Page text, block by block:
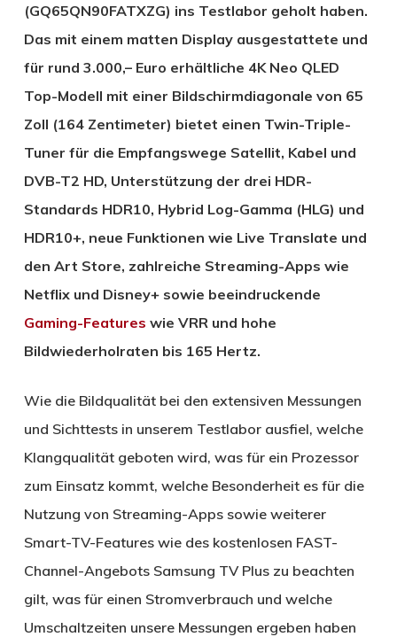
(GQ65QN90FATXZG) ins Testlabor geholt haben.
Das mit einem matten Display ausgestattete und
für rund 3.000,– Euro erhältliche 4K Neo QLED
Top-Modell mit einer Bildschirmdiagonale von 65
Zoll (164 Zentimeter) bietet einen Twin-Triple-
Tuner für die Empfangswege Satellit, Kabel und
DVB-T2 HD, Unterstützung der drei HDR-
Standards HDR10, Hybrid Log-Gamma (HLG) und
HDR10+, neue Funktionen wie Live Translate und
den Art Store, zahlreiche Streaming-Apps wie
Netflix und Disney+ sowie beeindruckende
Gaming-Features wie VRR und hohe
Bildwiederholraten bis 165 Hertz.
Wie die Bildqualität bei den extensiven Messungen
und Sichttests in unserem Testlabor ausfiel, welche
Klangqualität geboten wird, was für ein Prozessor
zum Einsatz kommt, welche Besonderheit es für die
Nutzung von Streaming-Apps sowie weiterer
Smart-TV-Features wie des kostenlosen FAST-
Channel-Angebots Samsung TV Plus zu beachten
gilt, was für einen Stromverbrauch und welche
Umschaltzeiten unsere Messungen ergeben haben